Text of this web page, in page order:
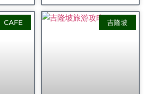
CAFE 吉隆坡